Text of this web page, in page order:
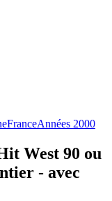
FranceAnnées 2000
West 90 ou
- avec